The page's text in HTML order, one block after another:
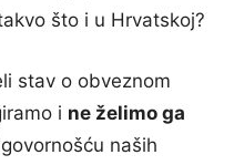
što i u Hrvatskoj?
stav o obveznom
i ne želimo ga
naših